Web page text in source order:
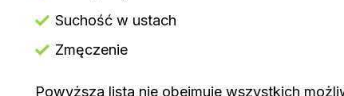
Suchość w ustach
Zmęczenie
Powyższa lista nie obejmuje wszystkich